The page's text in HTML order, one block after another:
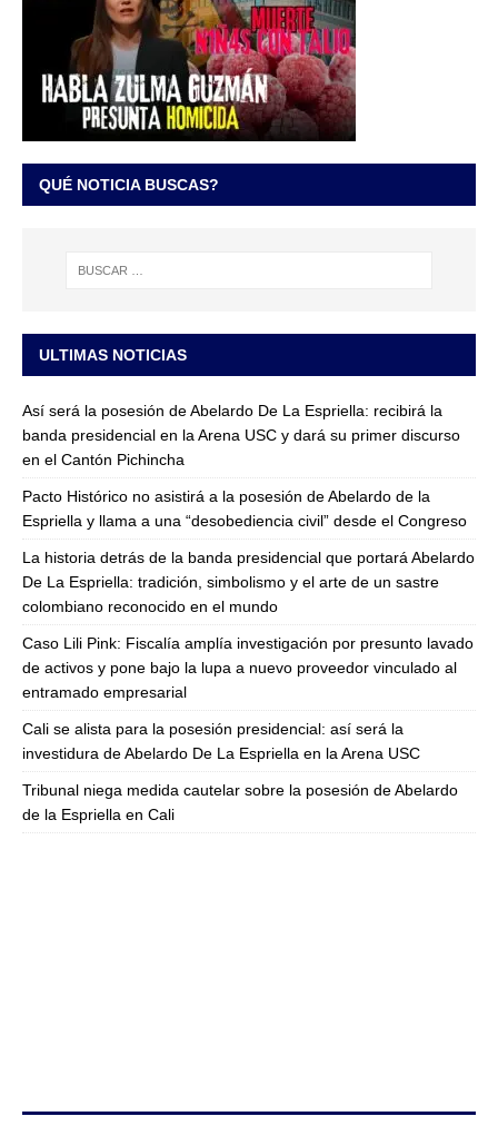
QUÉ NOTICIA BUSCAS?
ULTIMAS NOTICIAS
Así será la posesión de Abelardo De La Espriella: recibirá la
banda presidencial en la Arena USC y dará su primer discurso
en el Cantón Pichincha
Pacto Histórico no asistirá a la posesión de Abelardo de la
Espriella y llama a una “desobediencia civil” desde el Congreso
La historia detrás de la banda presidencial que portará Abelardo
De La Espriella: tradición, simbolismo y el arte de un sastre
colombiano reconocido en el mundo
Caso Lili Pink: Fiscalía amplía investigación por presunto lavado
de activos y pone bajo la lupa a nuevo proveedor vinculado al
entramado empresarial
Cali se alista para la posesión presidencial: así será la
investidura de Abelardo De La Espriella en la Arena USC
Tribunal niega medida cautelar sobre la posesión de Abelardo
de la Espriella en Cali